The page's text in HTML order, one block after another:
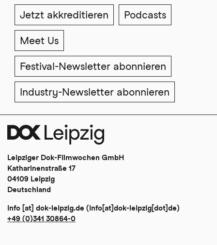
Jetzt akkreditieren Podcasts
Meet Us
Festival-Newsletter abonnieren
Industry-Newsletter abonnieren
Leipziger Dok-Filmwochen GmbH
Katharinenstraße 17
04109 Leipzig
Deutschland
info [at] dok-leipzig.de (info[at]dok-leipzig[dot]de)
+49 (0)341 30864-0